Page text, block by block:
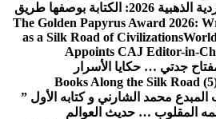
جائزة البردية الذهبية 2026: الكتابة بوصفها طريق
The Golden Papyrus Award 2026:
as a Silk Road of Civilizations
Appoints CAJ Editor-in-
جدتي … حكايا الأسرار
Books Along the Silk Road
المبدع محمد الشارني و كتابه الأول ”
المقلوب … حديث العوالم